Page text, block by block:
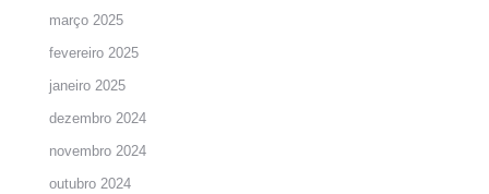
março 2025
fevereiro 2025
janeiro 2025
dezembro 2024
novembro 2024
outubro 2024